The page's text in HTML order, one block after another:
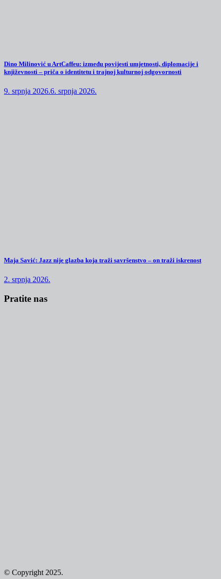
Dino Milinović u ArtCaffeu: između povijesti umjetnosti, diplomacije i
književnosti – priča o identitetu i trajnoj kulturnoj odgovornosti
9. srpnja 2026.6. srpnja 2026.
Maja Savić: Jazz nije glazba koja traži savršenstvo – on traži iskrenost
2. srpnja 2026.
Pratite nas
© Copyright 2025.